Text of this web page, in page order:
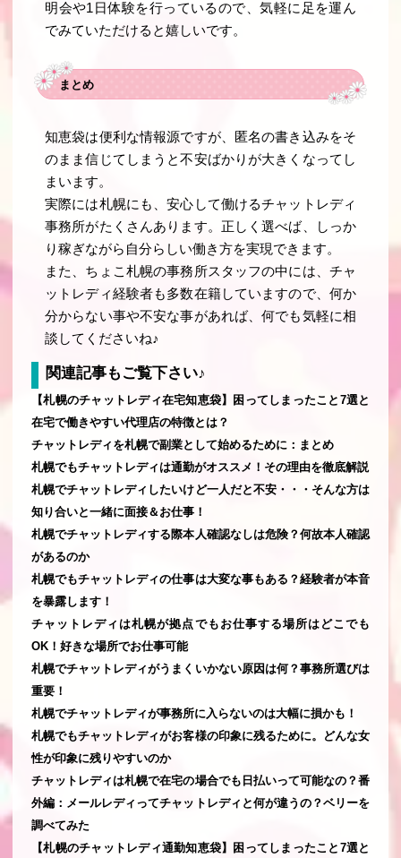
明会や1日体験を行っているので、気軽に足を運ん
でみていただけると嬉しいです。
まとめ
知恵袋は便利な情報源ですが、匿名の書き込みをそ
のまま信じてしまうと不安ばかりが大きくなってし
まいます。
実際には札幌にも、安心して働けるチャットレディ
事務所がたくさんあります。正しく選べば、しっか
り稼ぎながら自分らしい働き方を実現できます。
また、ちょこ札幌の事務所スタッフの中には、チャ
ットレディ経験者も多数在籍していますので、何か
分からない事や不安な事があれば、何でも気軽に相
談してくださいね♪
関連記事もご覧下さい♪
【札幌のチャットレディ在宅知恵袋】困ってしまったこと7選と
在宅で働きやすい代理店の特徴とは？
チャットレディを札幌で副業として始めるために：まとめ
札幌でもチャットレディは通勤がオススメ！その理由を徹底解説
札幌でチャットレディしたいけど一人だと不安・・・そんな方は
知り合いと一緒に面接＆お仕事！
札幌でチャットレディする際本人確認なしは危険？何故本人確認
があるのか
札幌でもチャットレディの仕事は大変な事もある？経験者が本音
を暴露します！
チャットレディは札幌が拠点でもお仕事する場所はどこでも
OK！好きな場所でお仕事可能
札幌でチャットレディがうまくいかない原因は何？事務所選びは
重要！
札幌でチャットレディが事務所に入らないのは大幅に損かも！
札幌でもチャットレディがお客様の印象に残るために。どんな女
性が印象に残りやすいのか
チャットレディは札幌で在宅の場合でも日払いって可能なの？番
外編：メールレディってチャットレディと何が違うの？ベリーを
調べてみた
【札幌のチャットレディ通勤知恵袋】困ってしまったこと7選と